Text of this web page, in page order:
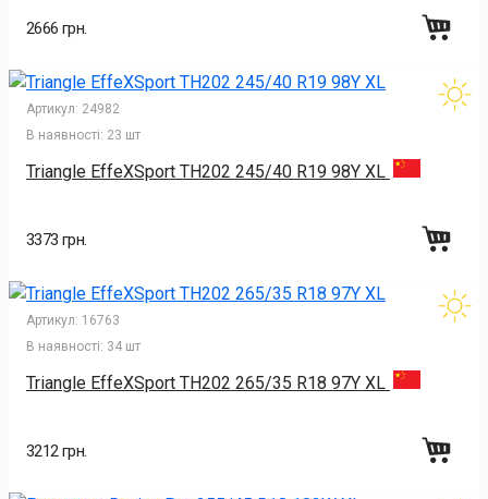
2666 грн.
Артикул: 24982
В наявності: 23 шт
Triangle EffeXSport TH202 245/40 R19 98Y XL
3373 грн.
Артикул: 16763
В наявності: 34 шт
Triangle EffeXSport TH202 265/35 R18 97Y XL
3212 грн.